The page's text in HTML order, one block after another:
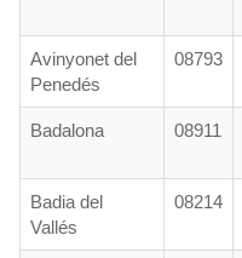
Avinyonet del
Penedés
08793
Badalona 08911
Badia del
Vallés
08214